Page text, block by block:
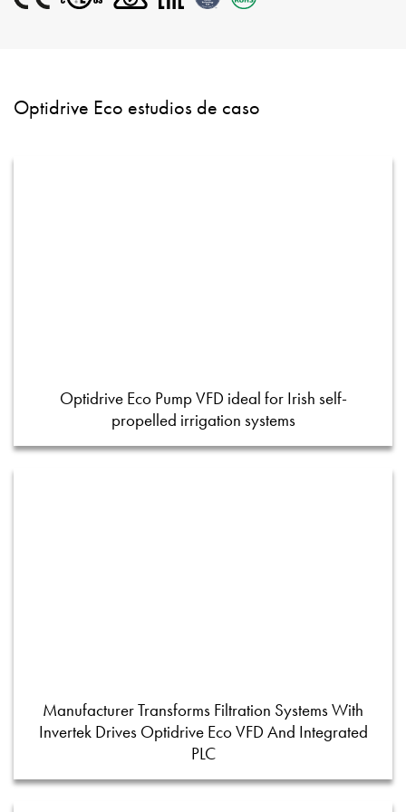
Optidrive Eco estudios de caso
Optidrive Eco Pump VFD ideal for Irish self-
propelled irrigation systems
Manufacturer Transforms Filtration Systems With
Invertek Drives Optidrive Eco VFD And Integrated
PLC